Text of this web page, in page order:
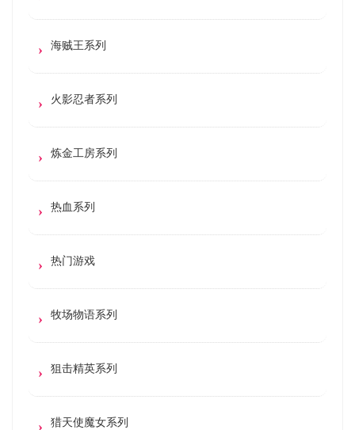
海贼王系列
火影忍者系列
炼金工房系列
热血系列
热门游戏
牧场物语系列
狙击精英系列
猎天使魔女系列